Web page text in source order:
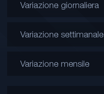
Variazione giornaliera
Variazione settimanale
Variazione mensile